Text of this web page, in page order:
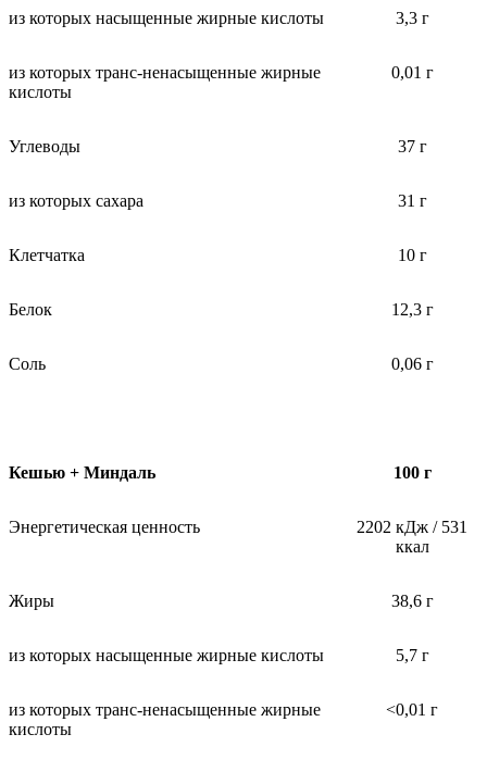
из которых насыщенные жирные кислоты 3,3 г
из которых транс-ненасыщенные жирные
кислоты
0,01 г
Углеводы 37 г
из которых сахара 31 г
Клетчатка 10 г
Белок 12,3 г
Соль 0,06 г
Кешью + Миндаль 100 г
Энергетическая ценность
2202 кДж / 531
ккал
Жиры 38,6 г
из которых насыщенные жирные кислоты 5,7 г
из которых транс-ненасыщенные жирные
кислоты
<0,01 г